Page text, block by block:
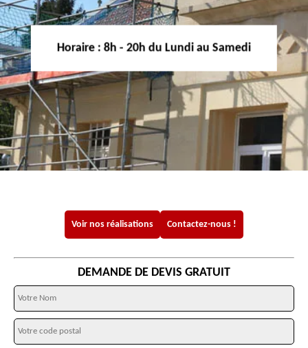
Horaire : 8h - 20h du Lundi au Samedi
Voir nos réalisations Contactez-nous !
DEMANDE DE DEVIS GRATUIT